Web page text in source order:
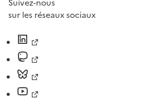
Suivez-nous
sur les réseaux sociaux